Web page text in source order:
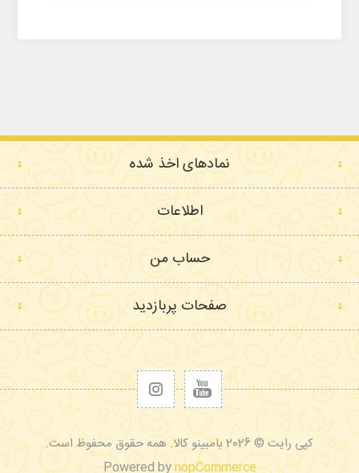
نمادهای اخذ شده
اطلاعات
حساب من
صفحات پربازدید
کپی رایت © 2026 بامبینو کالا. همه حقوق محفوظ است.
Powered bynopCommerce